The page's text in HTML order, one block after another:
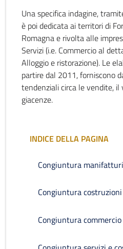
Una specifica indagine,
è poi dedicata ai territori di
Romagna e rivolta alle
Servizi (i.e. Commercio al
Alloggio e ristorazione). Le
partire dal 2011, forniscono
tendenziali circa le vendite, il
giacenze.
INDICE DELLA PAGINA
Congiuntura
Congiuntura costruzioni
Congiuntura commercio